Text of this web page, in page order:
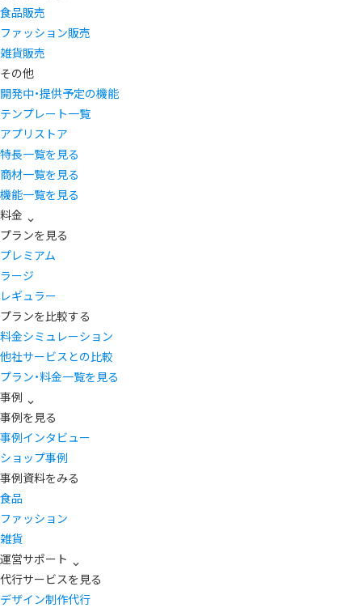
食品販売
ファッション販売
雑貨販売
その他
開発中・提供予定の機能
テンプレート一覧
アプリストア
特長一覧を見る
商材一覧を見る
機能一覧を見る
料金
プランを見る
プレミアム
ラージ
レギュラー
プランを比較する
料金シミュレーション
他社サービスとの比較
プラン・料金一覧を見る
事例
事例を見る
事例インタビュー
ショップ事例
事例資料をみる
食品
ファッション
雑貨
運営サポート
代行サービスを見る
デザイン制作代行